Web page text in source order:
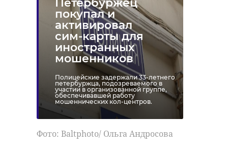
покупал и
активировал
сим-карты для
иностранных
мошенников
Полицейские задержали 33-летнего
петербуржца, подозреваемого в
участии в организованной группе,
обеспечивавшей работу
мошеннических кол-центров.
Фото: Baltphoto/ Ольга Андросова
РЕКОМЕНДУЕМ
Бдительные
соседи спасли
пенсионерку из
Терволово, к ...
Следователи
завели дело
рабочего на